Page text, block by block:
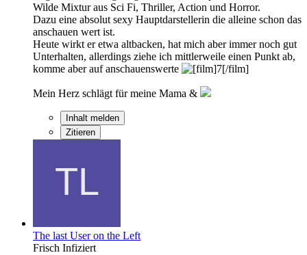
Wilde Mixtur aus Sci Fi, Thriller, Action und Horror.
Dazu eine absolut sexy Hauptdarstellerin die alleine schon das
anschauen wert ist.
Heute wirkt er etwa altbacken, hat mich aber immer noch gut
Unterhalten, allerdings ziehe ich mittlerweile einen Punkt ab,
komme aber auf anschauenswerte
Mein Herz schlägt für meine Mama &
Inhalt melden
Zitieren
The last User on the Left
Frisch Infiziert